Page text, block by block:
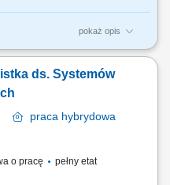
pokaż opis
chemicznych, pakowanie i
zbiorników (tanków),
procedur bezpieczeństwa
standardy jakości.
ds. Systemów
praca hybrydowa
o pracę pełny etat